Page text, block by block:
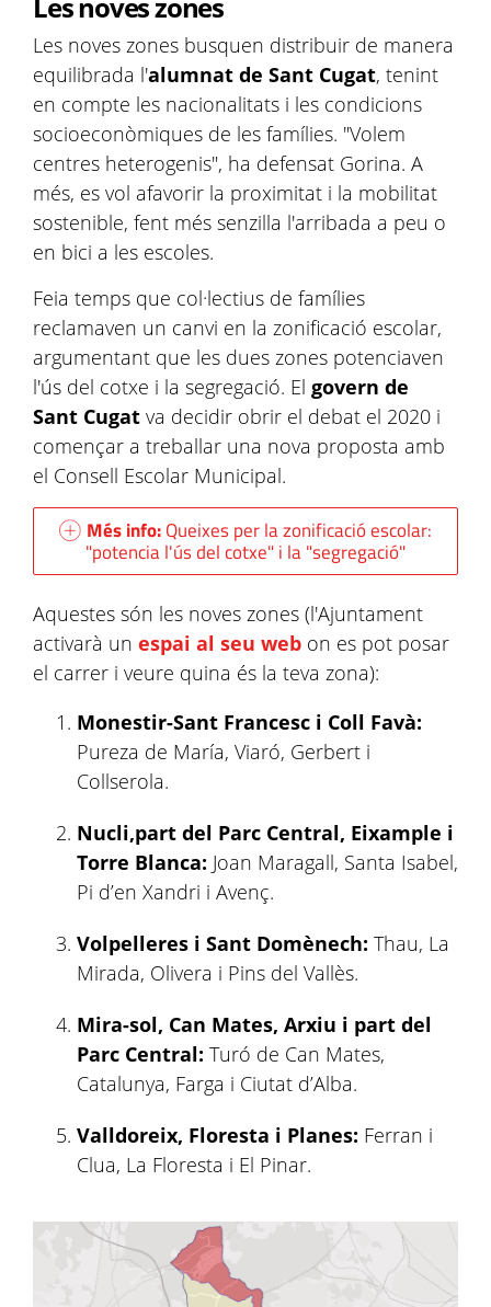
Les noves zones busquen distribuir de manera
equilibrada l'alumnat de Sant Cugat, tenint
en compte les nacionalitats i les condicions
socioeconòmiques de les famílies. "Volem
centres heterogenis", ha defensat Gorina. A
més, es vol afavorir la proximitat i la mobilitat
sostenible, fent més senzilla l'arribada a peu o
en bici a les escoles.
Feia temps que col·lectius de famílies
reclamaven un canvi en la zonificació escolar,
argumentant que les dues zones potenciaven
l'ús del cotxe i la segregació. El govern de
Sant Cugat va decidir obrir el debat el 2020 i
començar a treballar una nova proposta amb
el Consell Escolar Municipal.
Més info:Queixes per la zonificació escolar:
"potencia l'ús del cotxe" i la "segregació"
Aquestes són les noves zones (l'Ajuntament
activarà un espai al seu web on es pot posar
el carrer i veure quina és la teva zona):
Monestir-Sant Francesc i Coll Favà:
Pureza de María, Viaró, Gerbert i
Collserola.
Nucli,part del Parc Central, Eixample i
Torre Blanca: Joan Maragall, Santa Isabel,
Pi d’en Xandri i Avenç.
Volpelleres i Sant Domènech: Thau, La
Mirada, Olivera i Pins del Vallès.
Mira-sol, Can Mates, Arxiu i part del
Parc Central: Turó de Can Mates,
Catalunya, Farga i Ciutat d’Alba.
Valldoreix, Floresta i Planes: Ferran i
Clua, La Floresta i El Pinar.